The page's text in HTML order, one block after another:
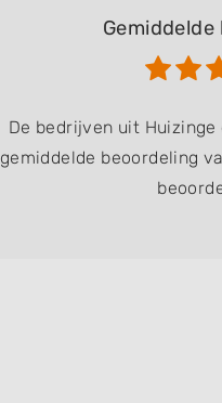
De bedrijven uit
gemiddelde beoordeling